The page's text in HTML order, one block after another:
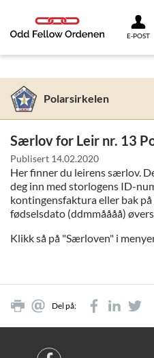
E-POST
Polarsirkelen
Særlov for Leir nr. 13
Publisert 14.02.2020
Her finner du leirens særlov.
deg inn med storlogens ID-
kontingensfaktura eller bak
fødselsdato (ddmmåååå)
Klikk så på "Særloven" i
Del på: